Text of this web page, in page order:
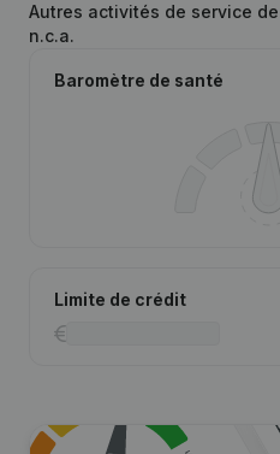
Autres activités de service
n.c.a.
Baromètre de santé
Limite de crédit